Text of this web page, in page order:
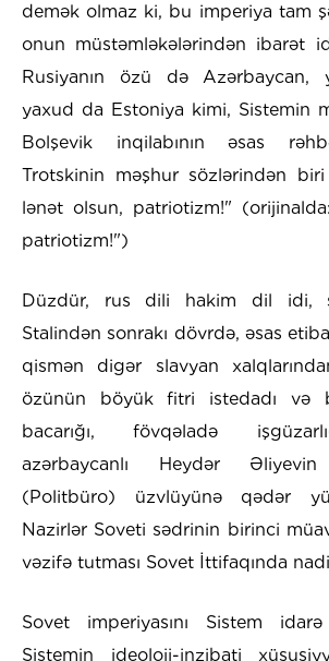
demək olmaz ki, bu imperiya tam
onun müstəmləkələrindən ibarət
Rusiyanın özü də Azərbaycan,
yaxud da Estoniya kimi, Sistemin
Bolşevik inqilabının əsas
Trotskinin məşhur sözlərindən
lənət olsun, patriotizm!"
patriotizm!")
Düzdür, rus dili hakim dil idi,
Stalindən sonrakı dövrdə, əsas
qismən digər slavyan
özünün böyük fitri istedadı və
bacarığı, fövqəladə
azərbaycanlı Heydər
(Politbüro) üzvlüyünə qədər
Nazirlər Soveti sədrinin birinci
vəzifə tutması Sovet İttifaqında
Sovet imperiyasını Sistem
Sistemin ideoloji-inzibati